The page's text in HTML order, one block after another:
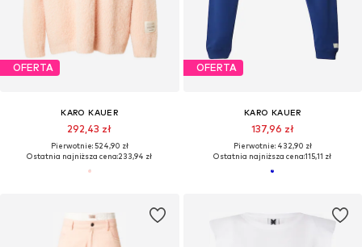
OFERTA
KARO KAUER
292,43 zł
Pierwotnie: 524,90 zł
Ostatnia najniższa cena:233,94 zł
OFERTA
KARO KAUER
137,96 zł
Pierwotnie: 432,90 zł
Ostatnia najniższa cena:115,11 zł